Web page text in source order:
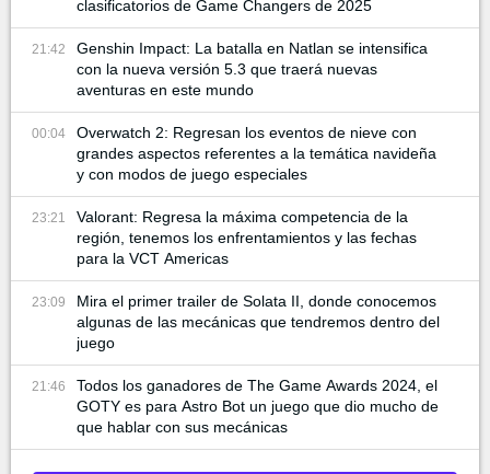
clasificatorios de Game Changers de 2025
21:42
Genshin Impact: La batalla en Natlan se intensifica
con la nueva versión 5.3 que traerá nuevas
aventuras en este mundo
00:04
Overwatch 2: Regresan los eventos de nieve con
grandes aspectos referentes a la temática navideña
y con modos de juego especiales
23:21
Valorant: Regresa la máxima competencia de la
región, tenemos los enfrentamientos y las fechas
para la VCT Americas
23:09
Mira el primer trailer de Solata II, donde conocemos
algunas de las mecánicas que tendremos dentro del
juego
21:46
Todos los ganadores de The Game Awards 2024, el
GOTY es para Astro Bot un juego que dio mucho de
que hablar con sus mecánicas